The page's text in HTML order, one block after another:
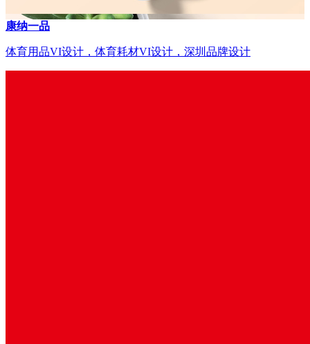
康纳一品
体育用品VI设计，体育耗材VI设计，深圳品牌设计